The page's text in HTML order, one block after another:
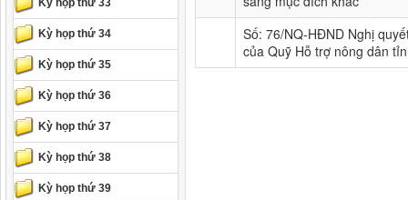
Số: 76/NQ-HĐND Nghị
của Quỹ Hỗ trợ nông dân
Kỳ họp thứ 33
Kỳ họp thứ 34
Kỳ họp thứ 35
Kỳ họp thứ 36
Kỳ họp thứ 37
Kỳ họp thứ 38
Kỳ họp thứ 39